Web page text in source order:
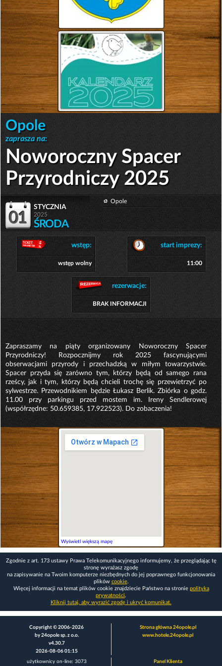
Opole
zaprasza na:
Noworoczny Spacer
Przyrodniczy 2025
01
stycznia
2025
ŚRODA
Opole
wstęp:
wstęp wolny
start imprezy:
11:00
rezerwacje:
BRAK INFORMACJI
Zapraszamy na piąty organizowany Noworoczny Spacer
Przyrodniczy! Rozpocznijmy rok 2025 fascynującymi
obserwacjami przyrody i przechadzką w miłym towarzystwie.
Spacer przyda się zarówno tym, którzy będą od samego rana
rześcy, jak i tym, którzy będą chcieli trochę się przewietrzyć po
sylwestrze. Przewodnikiem będzie Łukasz Berlik. Zbiórka o godz.
11.00 przy parkingu przed mostem im. Ireny Sendlerowej
(współrzędne: 50.659385, 17.922523). Do zobaczenia!
Wyświetl większą mapę
Zgodnie z art. 173 ustawy Prawa Telekomunikacyjnego informujemy, że przeglądając tę
stronę wyrażasz zgodę
na zapisywanie na Twoim komputerze niezbędnych do jej poprawnego funkcjonowania
plików cookie.
Więcej informacji na temat plików cookie znajdziecie Państwo na stronie polityka
prywatności.
Kliknij tutaj, aby wyrazić zgodę i ukryć komunikat.
Copyright © 2006-2026
by 24opole sp. z o.o.
v4.30.7
2026-08-06 01:15
Strona główna 24opole.pl
www.hotele.24opole.pl
użytkownicy on-line: 3073 Panel Klienta